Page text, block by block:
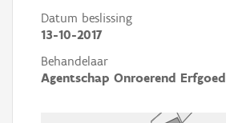
Datum beslissing
13-10-2017
Behandelaar
Agentschap Onroerend Erfgoed